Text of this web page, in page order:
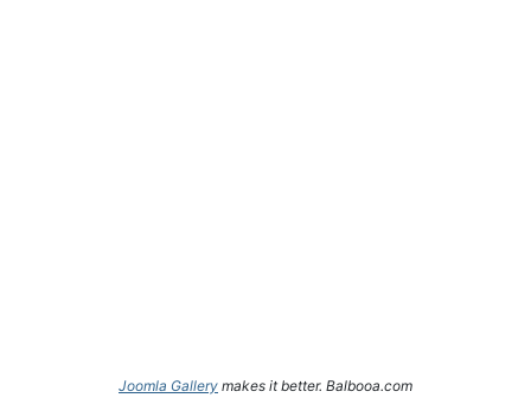
Joomla Gallery makes it better. Balbooa.com